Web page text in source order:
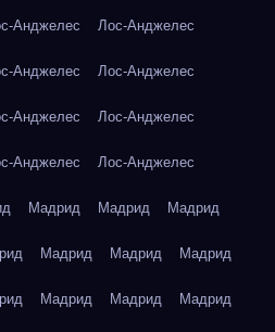
Анджелес Лос-Анджелес
Анджелес Лос-Анджелес
Анджелес Лос-Анджелес
Анджелес Лос-Анджелес
Мадрид Мадрид Мадрид
Мадрид Мадрид Мадрид
Мадрид Мадрид Мадрид